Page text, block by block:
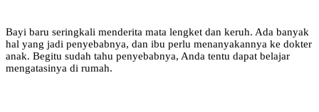
Bayi baru seringkali menderita mata lengket dan keruh. Ada banyak
hal yang jadi penyebabnya, dan ibu perlu menanyakannya ke dokter
anak. Begitu sudah tahu penyebabnya, Anda tentu dapat belajar
mengatasinya di rumah.